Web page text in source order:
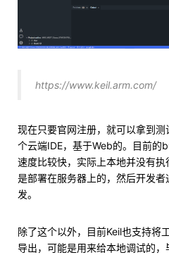
https://www.keil.arm.com/
现在只要官网注册，就可以拿到
个云端IDE，基于Web的。目前
速度比较快，实际上本地并没有
是部署在服务器上的，然后开发
发。
除了这个以外，目前Keil也支持将
导出，可能是用来给本地调试的